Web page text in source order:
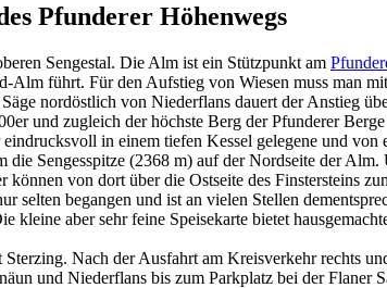
Pfunderer Höhenwegs
Sengestal. Die Alm ist ein Stützpunkt am
Alm führt. Für den Aufstieg von Wiesen muss man
nordöstlich von Niederflans dauert der Anstieg
und zugleich der höchste Berg der Pfunderer
in einem tiefen Kessel gelegene und
Sengesspitze (2368 m) auf der Nordseite der
von dort über die Ostseite des Finstersteins
selten begangen und ist an vielen Stellen
aber sehr feine Speisekarte bietet
Nach der Ausfahrt am Kreisverkehr rechts
und Niederflans bis zum Parkplatz bei der Flaner